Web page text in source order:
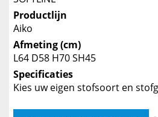
Productlijn
Aiko
Afmeting (cm)
L64 D58 H70 SH45
Specificaties
Kies uw eigen stofsoort en